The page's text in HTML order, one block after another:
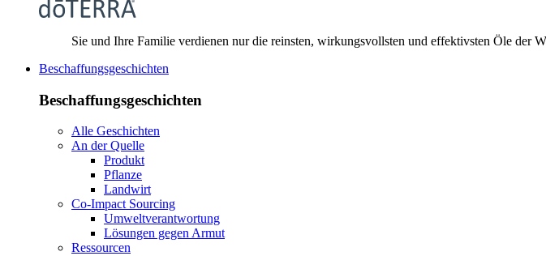
Sie und Ihre Familie verdienen nur die reinsten, wirkungsvollsten und effektivsten Öle der
Beschaffungsgeschichten
Beschaffungsgeschichten
Alle Geschichten
An der Quelle
Produkt
Pflanze
Landwirt
Co-Impact Sourcing
Umweltverantwortung
Lösungen gegen Armut
Ressourcen